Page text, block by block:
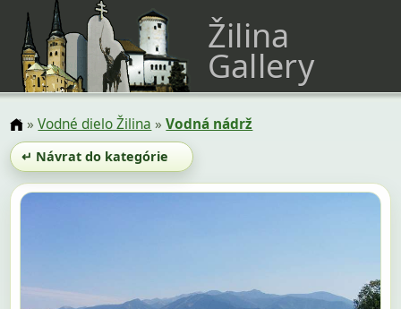
Žilina
Gallery
»Vodné dielo Žilina »Vodná nádrž
↵ Návrat do kategórie